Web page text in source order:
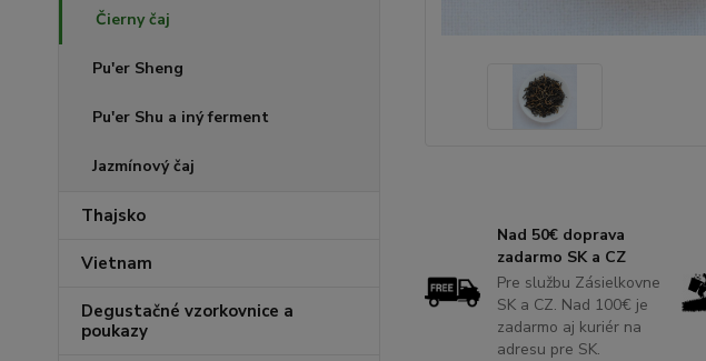
Čierny čaj
Pu'er Sheng
Pu'er Shu a iný ferment
Jazmínový čaj
Thajsko
Vietnam
Degustačné vzorkovnice a
poukazy
Nad 50€ doprava
zadarmo SK a CZ
Pre službu Zásielkovne
SK a CZ. Nad 100€ je
zadarmo aj kuriér na
adresu pre SK.